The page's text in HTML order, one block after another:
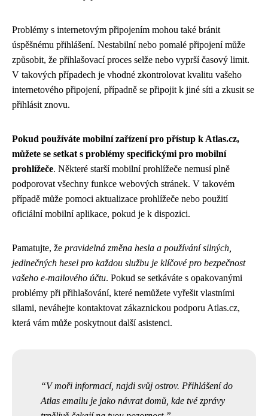
Problémy s internetovým připojením mohou také bránit
úspěšnému přihlášení. Nestabilní nebo pomalé připojení může
způsobit, že přihlašovací proces selže nebo vyprší časový limit.
V takových případech je vhodné zkontrolovat kvalitu vašeho
internetového připojení, případně se připojit k jiné síti a zkusit se
přihlásit znovu.
Pokud používáte mobilní zařízení pro přístup k Atlas.cz,
můžete se setkat s problémy specifickými pro mobilní
prohlížeče. Některé starší mobilní prohlížeče nemusí plně
podporovat všechny funkce webových stránek. V takovém
případě může pomoci aktualizace prohlížeče nebo použití
oficiální mobilní aplikace, pokud je k dispozici.
Pamatujte, že pravidelná změna hesla a používání silných,
jedinečných hesel pro každou službu je klíčové pro bezpečnost
vašeho e-mailového účtu. Pokud se setkáváte s opakovanými
problémy při přihlašování, které nemůžete vyřešit vlastními
silami, neváhejte kontaktovat zákaznickou podporu Atlas.cz,
která vám může poskytnout další asistenci.
V moři informací, najdi svůj ostrov. Přihlášení do
Atlas emailu je jako návrat domů, kde tvé zprávy